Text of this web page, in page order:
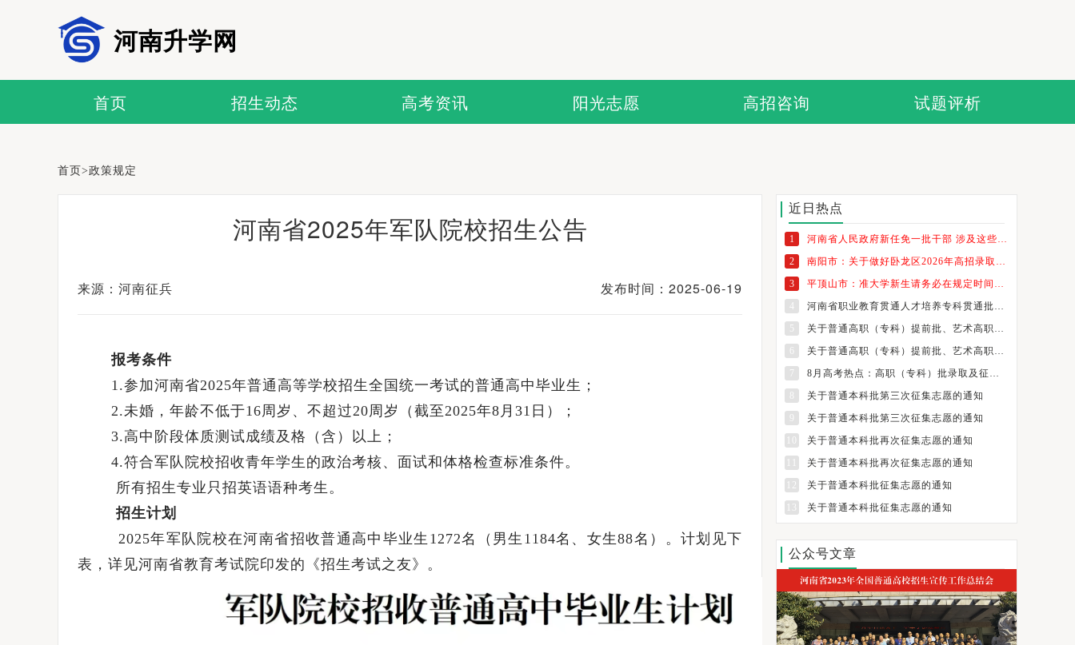
河南升学网
首页 招生动态 高考资讯 阳光志愿 高招咨询 试题评析
首页>政策规定
河南省2025年军队院校招生公告
来源：河南征兵 发布时间：2025-06-19
报考条件
1.参加河南省2025年普通高等学校招生全国统一考试的普通高中毕业生；
2.未婚，年龄不低于16周岁、不超过20周岁（截至2025年8月31日）；
3.高中阶段体质测试成绩及格（含）以上；
4.符合军队院校招收青年学生的政治考核、面试和体格检查标准条件。
所有招生专业只招英语语种考生。
招生计划
2025年军队院校在河南省招收普通高中毕业生1272名（男生1184名、女生88名）。计划见下
表，详见河南省教育考试院印发的《招生考试之友》。
近日热点
1
2
3
4
5
6
7
8
关于普通本科批第三次征集志愿的通知
9
关于普通本科批第三次征集志愿的通知
10
关于普通本科批再次征集志愿的通知
关于普通本科批再次征集志愿的通知
12
关于普通本科批征集志愿的通知
13
关于普通本科批征集志愿的通知
公众号文章